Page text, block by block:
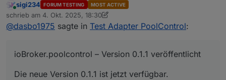
Die neue Version 0.1.1 ist jetzt verfügbar.
✔️ Behebt eine mögliche Endlosschleife in der
Pumpensteuerung (pump_switch ↔ deviceId).
Online
sigi234 FORUM TESTING MOST ACTIVE
schrieb am 4. Okt. 2025, 18:30
zuletzt editiert von sigi23410. Apr. 2025, 20:32
@dasbo1975 sagte in Test Adapter PoolControl:
ioBroker.poolcontrol – Version 0.1.1 veröffentlicht
Die neue Version 0.1.1 ist jetzt verfügbar.